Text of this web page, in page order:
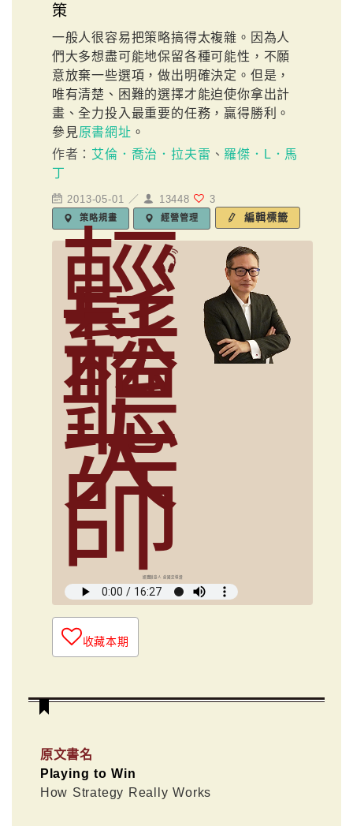
策
一般人很容易把策略搞得太複雜。因為人
們大多想盡可能地保留各種可能性，不願
意放棄一些選項，做出明確決定。但是，
唯有清楚、困難的選擇才能迫使你拿出計
畫、全力投入最重要的任務，贏得勝利。
參見原書網址 。
作者： 艾倫．喬治．拉夫雷 、 羅傑．L．馬
丁
2013-05-01 ／ 13448 3
策略規畫 經營管理 編輯標籤
輕
鬆
聽
大
師
媒體創意人 俞國定導讀
收藏本期
原文書名
Playing to Win
How Strategy Really Works